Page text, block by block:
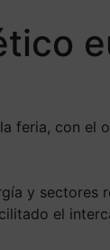
feria, con el
y sectores
el